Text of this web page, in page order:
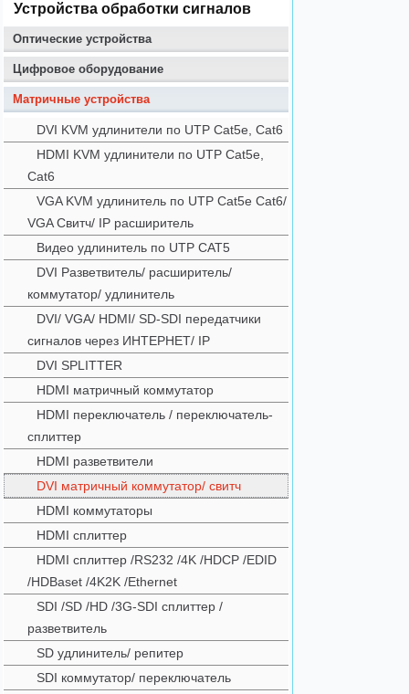
Устройства обработки сигналов
Оптические устройства
Цифровое оборудование
Матричные устройства
DVI KVM удлинители по UTP Cat5e, Cat6
HDMI KVM удлинители по UTP Cat5e,
Cat6
VGA KVM удлинитель по UTP Cat5e Cat6/
VGA Свитч/ IP расширитель
Видео удлинитель по UTP CAT5
DVI Разветвитель/ расширитель/
коммутатор/ удлинитель
DVI/ VGA/ HDMI/ SD-SDI передатчики
сигналов через ИНТЕРНЕТ/ IP
DVI SPLITTER
HDMI матричный коммутатор
HDMI переключатель / переключатель-
сплиттер
HDMI разветвители
DVI матричный коммутатор/ свитч
HDMI коммутаторы
HDMI сплиттер
HDMI сплиттер /RS232 /4K /HDCP /EDID
/HDBaset /4K2K /Ethernet
SDI /SD /HD /3G-SDI сплиттер /
разветвитель
SD удлинитель/ репитер
SDI коммутатор/ переключатель